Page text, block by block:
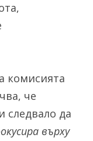
комисията
че
следвало да
върху